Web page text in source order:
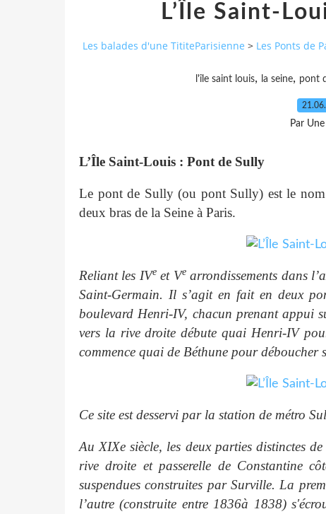
L’Île Saint-
Les balades d'une TititeParisienne > Les Ponts de
l'île saint louis, la seine, pont
Par
L’Île Saint-Louis : Pont de Sully
Le pont de Sully (ou pont Sully) est le
deux bras de la Seine à Paris.
Reliant les IVeet Vearrondissements dans
Saint-Germain. Il s’agit en fait en deux
boulevard Henri-IV, chacun prenant appui
vers la rive droite débute quai Henri-IV
commence quai de Béthune pour
Ce site est desservi par la station de métro
Au XIXe siècle, les deux parties distinctes
rive droite et passerelle de Constantine
suspendues construites par Surville. La
l’autre (construite entre 1836à 1838)